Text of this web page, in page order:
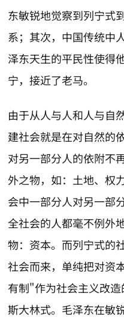
东敏锐地觉察到列宁式
系；其次，中国传统中
泽东天生的平民性使得
宁，接近了老马。
由于从人与人和人与自
建社会就是在对自然的
对另一部分人的依附不
外之物，如：土地、权
会中一部分人对另一部
全社会的人都毫不例外
物：资本。而列宁式的
社会而来，单纯把对资
有制"作为社会主义改
斯大林式。毛泽东在敏